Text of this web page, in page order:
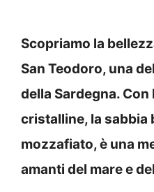
Scopriamo la
San Teodoro, una
della Sardegna. Con
cristalline, la sabbia
mozzafiato, è una
amanti del mare e